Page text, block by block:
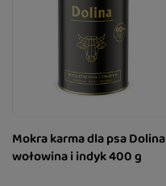
Mokra karma dla psa Dolina
wołowina i indyk 400 g